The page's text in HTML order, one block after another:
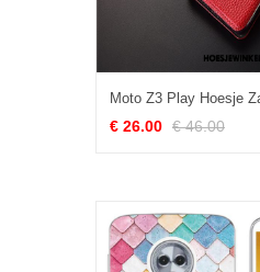
€ 26.00 € 46.00